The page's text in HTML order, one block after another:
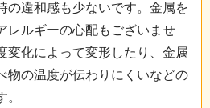
の違和感も少ないです。金属を
レルギーの心配もございませ
変化によって変形したり、金属
物の温度が伝わりにくいなどの